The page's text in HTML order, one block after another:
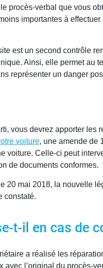
procès-verbal que vous
importantes à
est un second contrôle
Ainsi, elle permet au
représenter un danger
vous devrez apporter les
voiture, une amende de
voiture. Celle-ci peut
de documents conformes.
20 mai 2018, la nouvelle
constaté.
t-il en cas de
a réalisé les
avec l’original du procès-